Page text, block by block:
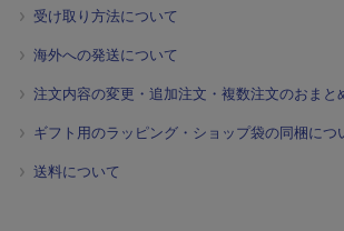
受け取り方法について
海外への発送について
注文内容の変更・追加注文・複数注文のおまと
ギフト用のラッピング・ショップ袋の同梱につ
送料について